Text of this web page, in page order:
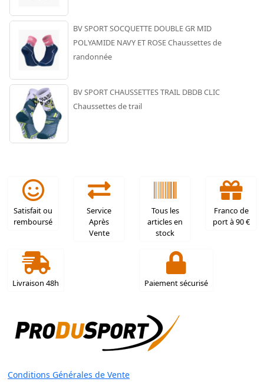
BV SPORT SOCQUETTE DOUBLE GR MID
POLYAMIDE NAVY ET ROSE Chaussettes de
randonnée
BV SPORT CHAUSSETTES TRAIL DBDB CLIC
Chaussettes de trail
Satisfait ou
remboursé
Service
Après
Vente
Tous les
articles en
stock
Franco de
port à 90 €
Livraison 48h Paiement sécurisé
Conditions Générales de Vente